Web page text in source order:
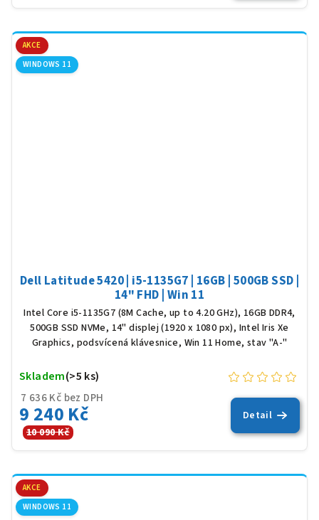
AKCE
WINDOWS 11
Dell Latitude 5420 | i5-1135G7 | 16GB | 500GB SSD |
14" FHD | Win 11
Intel Core i5-1135G7 (8M Cache, up to 4.20 GHz), 16GB DDR4,
500GB SSD NVMe, 14" displej (1920 x 1080 px), Intel Iris Xe
Graphics, podsvícená klávesnice, Win 11 Home, stav "A-"
7 636 Kč bez DPH
9 240 Kč
10 090 Kč
Skladem(>5 ks)
Detail
AKCE
WINDOWS 11